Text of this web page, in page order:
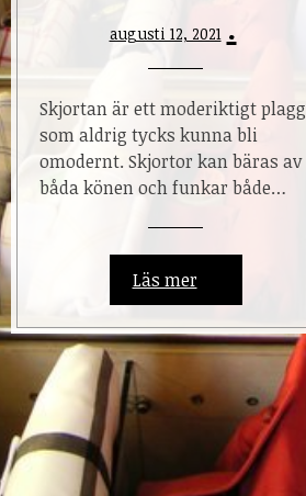
augusti 12, 2021
Skjortan är ett moderiktigt plagg
som aldrig tycks kunna bli
omodernt. Skjortor kan bäras av
båda könen och funkar både…
Läs mer